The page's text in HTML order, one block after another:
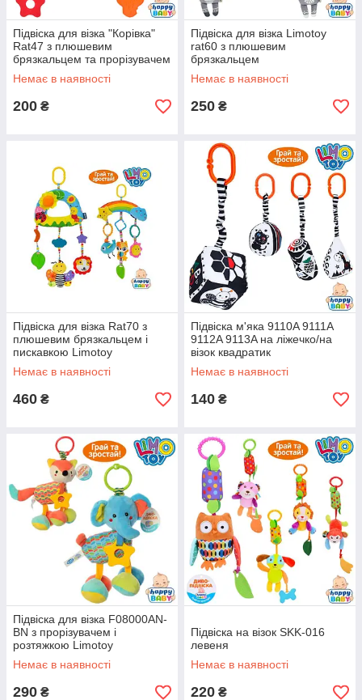
Підвіска для візка "Корівка"
Rat47 з плюшевим
брязкальцем та прорізувачем
Limotoy
Немає в наявності
200 ₴
Підвіска для візка Limotoy
rat60 з плюшевим
брязкальцем
Немає в наявності
250 ₴
Підвіска для візка Rat70 з
плюшевим брязкальцем і
пискавкою Limotoy
Немає в наявності
460 ₴
Підвіска м'яка 9110A 9111A
9112A 9113A на ліжечко/на
візок квадратик
Немає в наявності
140 ₴
Підвіска для візка F08000AN-
BN з прорізувачем і
розтяжкою Limotoy
Немає в наявності
290 ₴
Підвіска на візок SKK-016
левеня
Немає в наявності
220 ₴